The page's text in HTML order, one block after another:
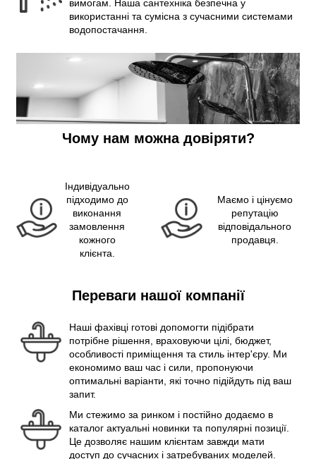
вимогам. Наша сантехніка безпечна у
використанні та сумісна з сучасними системами
водопостачання.
Чому нам можна довіряти?
Індивідуально
підходимо до
виконання
замовлення
кожного
клієнта.
Маємо і цінуємо
репутацію
відповідального
продавця.
Переваги нашої компанії
Наші фахівці готові допомогти підібрати
потрібне рішення, враховуючи цілі, бюджет,
особливості приміщення та стиль інтер'єру. Ми
економимо ваш час і сили, пропонуючи
оптимальні варіанти, які точно підійдуть під ваш
запит.
Ми стежимо за ринком і постійно додаємо в
каталог актуальні новинки та популярні позиції.
Це дозволяє нашим клієнтам завжди мати
доступ до сучасних і затребуваних моделей.